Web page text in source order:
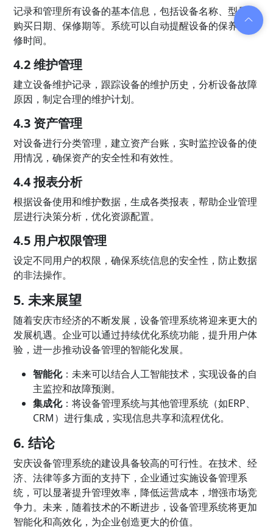
记录和管理所有设备的基本信息，包括设备名称、型号、
购买日期、保修期等。系统可以自动提醒设备的保养和维
修时间。
4.2 维护管理
建立设备维护记录，跟踪设备的维护历史，分析设备故障
原因，制定合理的维护计划。
4.3 资产管理
对设备进行分类管理，建立资产台账，实时监控设备的使
用情况，确保资产的安全性和有效性。
4.4 报表分析
根据设备使用和维护数据，生成各类报表，帮助企业管理
层进行决策分析，优化资源配置。
4.5 用户权限管理
设定不同用户的权限，确保系统信息的安全性，防止数据
的非法操作。
5. 未来展望
随着安庆市经济的不断发展，设备管理系统将迎来更大的
发展机遇。企业可以通过持续优化系统功能，提升用户体
验，进一步推动设备管理的智能化发展。
智能化：未来可以结合人工智能技术，实现设备的自
主监控和故障预测。
集成化：将设备管理系统与其他管理系统（如ERP、
CRM）进行集成，实现信息共享和流程优化。
6. 结论
安庆设备管理系统的建设具备较高的可行性。在技术、经
济、法律等多方面的支持下，企业通过实施设备管理系
统，可以显著提升管理效率，降低运营成本，增强市场竞
争力。未来，随着技术的不断进步，设备管理系统将更加
智能化和高效化，为企业创造更大的价值。